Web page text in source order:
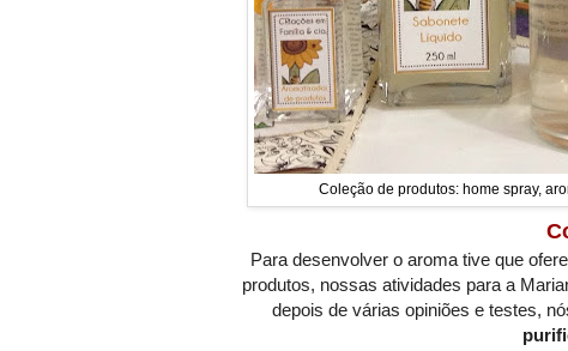
Coleção de produtos: home spray,
Para desenvolver o aroma tive que
produtos, nossas atividades para a
depois de várias opiniões e testes,